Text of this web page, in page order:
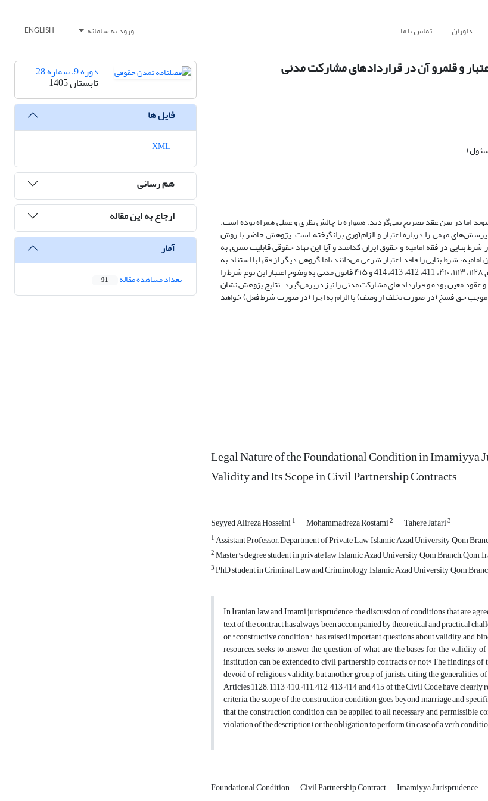
داوران تماس با ما ورود به سامانه ENGLISH
و قلمرو آن در قراردادهای مشارکت مدنی
اما در متن عقد تصریح نمی‌گردند، همواره با چالش نظری و عملی همراه بوده است.
مهمی را درباره اعتبار و الزام‌آوری برانگیخته است. پژوهش حاضر با روش
بنایی در فقه امامیه و حقوق ایران کدامند و آیا این نهاد حقوقی قابلیت تسری به
شرط بنایی را فاقد اعتبار شرعی می‌دانند، اما گروهی دیگر از فقها با استناد به
عمومات «اوفوا بالعقود» و سیره عقلاء، آن را معتبر می‌شمرند. در حقوق موضوعه ایران ماده های ۱۱۲۸، ۱۱۱۳، ۴۱۰، 411، 412، 413، 414 و ۴۱۵ قانون مدنی به وضوح اعتبار این نوع شرط را
عقود معین بوده و قراردادهای مشارکت مدنی را نیز دربرمی‌گیرد. نتایج پژوهش نشان
موجب حق فسخ (در صورت تخلف از وصف) یا الزام به اجرا (در صورت شرط فعل) خواهد
Legal Nature of the Foundational Condition in Imamiyya
Validity and Its Scope in Civil Partnership Contracts
Seyyed Alireza Hosseini1 Mohammadreza Rostami2 Tahere Jafari3
1Assistant Professor, Department of Private Law, Islamic Azad University, Qom
2Master's degree student in private law, Islamic Azad University, Qom Branch,
3PhD student in Criminal Law and Criminology, Islamic Azad University, Qom
In Iranian law and Imami jurisprudence, the discussion of conditions that are
text of the contract has always been accompanied by theoretical and practical
or "constructive condition", has raised important questions about validity and
resources, seeks to answer the question of what are the bases for the
institution can be extended to civil partnership contracts or not? The findings
devoid of religious validity, but another group of jurists, citing the generalities
Articles 1128, 1113, 410, 411, 412, 413, 414 and 415 of the Civil Code have
criteria, the scope of the construction condition goes beyond marriage and
that the construction condition can be applied to all necessary and permissible
violation of the description) or the obligation to perform (in case of a verb
Foundational Condition Civil Partnership Contract Imamiyya Jurisprudence
دوره 9، شماره 28
تابستان 1405
فایل ها
هم رسانی
ارجاع به این مقاله
آمار
تعداد مشاهده مقاله 91